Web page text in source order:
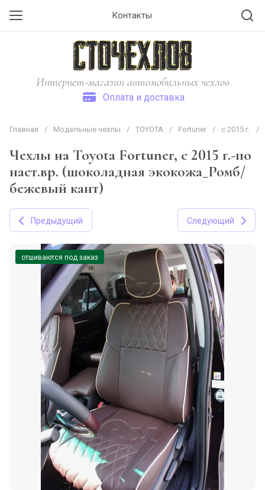
Контакты
Интернет-магазин автомобильных чехлов
Оплата и доставка
Главная / Модельные чехлы / TOYOTA / Fortuner / с 2015 г. /
Чехлы на Toyota Fortuner, с 2015 г.-по
наст.вр. (шоколадная экокожа_Ромб/
бежевый кант)
Предыдущий Следующий
отшиваются под заказ